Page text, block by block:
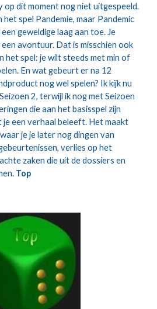
op dit moment nog niet uitgespeeld.
het spel Pandemie, maar Pandemic
geweldige laag aan toe. Je
avontuur. Dat is misschien ook
het spel: je wilt steeds met min of
En wat gebeurt er na 12
nog wel spelen? Ik kijk nu
2, terwijl ik nog met Seizoen
die aan het basisspel zijn
je een verhaal beleeft. Het maakt
je je later nog dingen van
verlies op het
zaken die uit de dossiers en
Top